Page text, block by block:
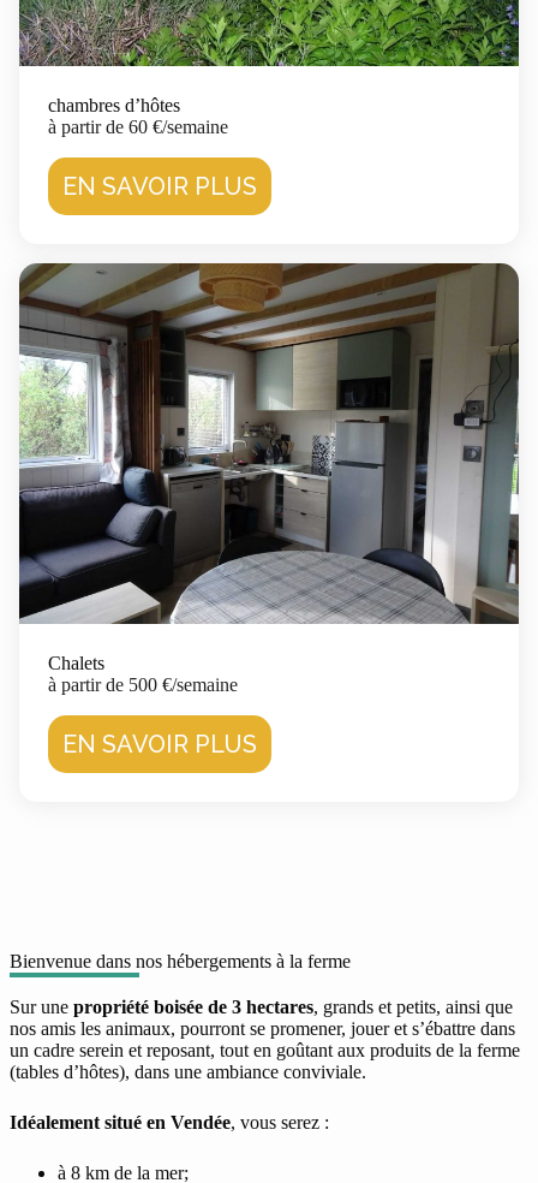
chambres d’hôtes
à partir de 60 €/semaine
EN SAVOIR PLUS
Chalets
à partir de 500 €/semaine
EN SAVOIR PLUS
Bienvenue dans nos hébergements à la ferme
Sur une propriété boisée de 3 hectares, grands et petits, ainsi que
nos amis les animaux, pourront se promener, jouer et s’ébattre dans
un cadre serein et reposant, tout en goûtant aux produits de la ferme
(tables d’hôtes), dans une ambiance conviviale.
Idéalement situé en Vendée, vous serez :
à 8 km de la mer;